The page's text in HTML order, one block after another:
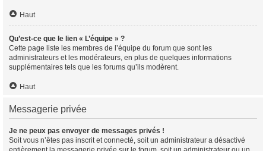
Haut
Qu’est-ce que le lien « L’équipe » ?
Cette page liste les membres de l’équipe du forum que sont les
administrateurs et les modérateurs, en plus de quelques informations
supplémentaires tels que les forums qu’ils modèrent.
Haut
Messagerie privée
Je ne peux pas envoyer de messages privés !
Soit vous n’êtes pas inscrit et connecté, soit un administrateur a désactivé